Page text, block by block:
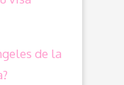
de la